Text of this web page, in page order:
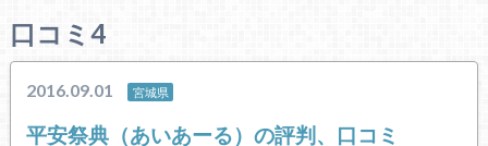
口コミ4
2016.09.01 宮城県
平安祭典（あいあーる）の評判、口コミ